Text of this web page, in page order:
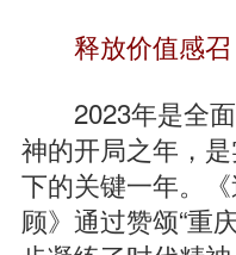
释放价值感
2023年是全面
神的开局之年，
下的关键一年。
顾》通过赞颂“重